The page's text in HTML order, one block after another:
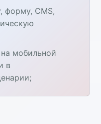
форму, CMS,
на мобильной
в